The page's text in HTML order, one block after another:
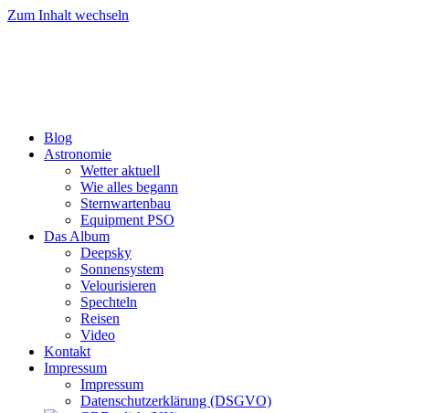
Zum Inhalt wechseln
Blog
Astronomie
Wetter aktuell
Wie alles begann
Sternwartenbau
Equipment PSO
Das Album
Deepsky
Sonnensystem
Velourisieren
Spechteln
Reisen
Video
Kontakt
Impressum
Impressum
Datenschutzerklärung (DSGVO)